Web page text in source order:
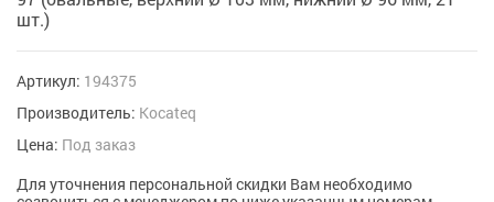
шт.)
Артикул: 194375
Производитель: Kocateq
Цена: Под заказ
Для уточнения персональной скидки Вам необходимо